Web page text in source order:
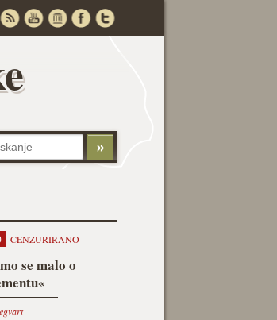
CENZURIRANO
se malo o